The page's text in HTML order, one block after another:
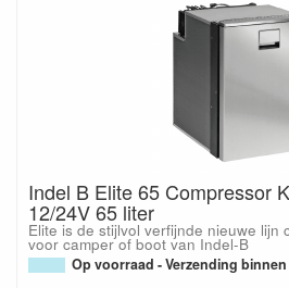
Indel B Elite 65 Compressor
12/24V 65 liter
Elite is de stijlvol verfijnde nieuwe lijn
voor camper of boot van Indel-B
Op voorraad - Verzending